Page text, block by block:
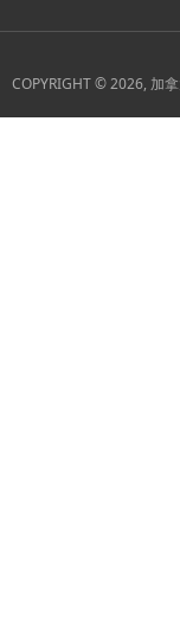
COPYRIGHT © 2026, 加